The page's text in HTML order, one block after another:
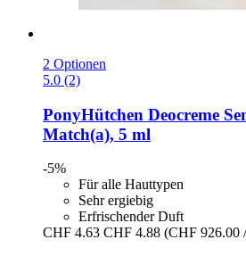
2 Optionen
5.0 (2)
PonyHütchen Deocreme
Match(a), 5 ml
-5%
Für alle Hauttypen
Sehr ergiebig
Erfrischender Duft
CHF 4.63 CHF 4.88 (CHF 926.00